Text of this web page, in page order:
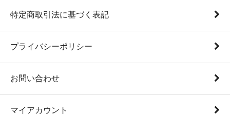
特定商取引法に基づく表記
プライバシーポリシー
お問い合わせ
マイアカウント